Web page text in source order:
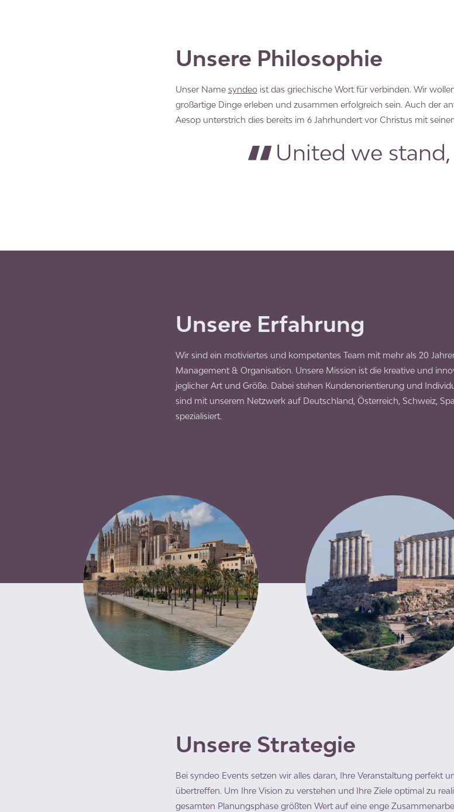
Unsere Philosophie
Unser Name syndeoist das griechische Wort für verbinden. Wir
großartige Dinge erleben und zusammen erfolgreich sein. Auch der
Aesop unterstrich dies bereits im 6 Jahrhundert vor Christus mit
United we
Unsere Erfahrung
Wir sind ein motiviertes und kompetentes Team mit mehr als 20
Management & Organisation. Unsere Mission ist die kreative und
jeglicher Art und Größe. Dabei stehen Kundenorientierung und
sind mit unserem Netzwerk auf Deutschland, Österreich, Schweiz,
spezialisiert.
Unsere Strategie
Bei syndeo Events setzen wir alles daran, Ihre Veranstaltung perfekt
übertreffen. Um Ihre Vision zu verstehen und Ihre Ziele optimal zu
gesamten Planungsphase größten Wert auf eine enge